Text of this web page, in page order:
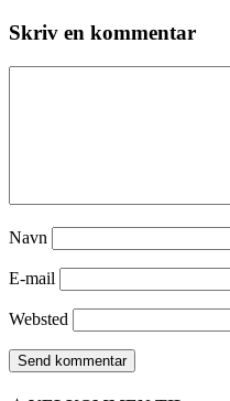
Skriv en kommentar
Navn
E-mail
Websted